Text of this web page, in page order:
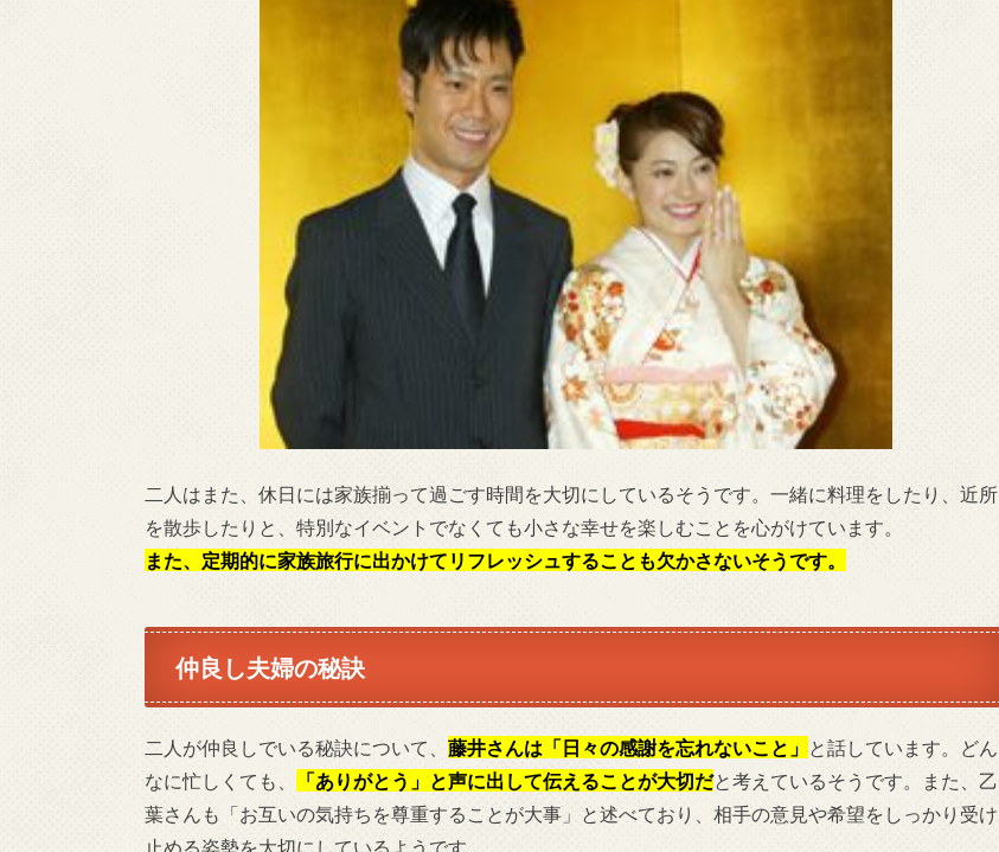
二人はまた、休日には家族揃って過ごす時間を大切にしているそうです。一緒に料理をしたり、近所
を散歩したりと、特別なイベントでなくても小さな幸せを楽しむことを心がけています。
また、定期的に家族旅行に出かけてリフレッシュすることも欠かさないそうです。
仲良し夫婦の秘訣
二人が仲良しでいる秘訣について、 藤井さんは「日々の感謝を忘れないこと」 と話しています。どん
なに忙しくても、
「ありがとう」と声に出して伝えることが大切だと考えているそうです。また、乙
葉さんも「お互いの気持ちを尊重することが大事」と述べており、相手の意見や希望をしっかり受け
止める姿勢を大切にしているようです。